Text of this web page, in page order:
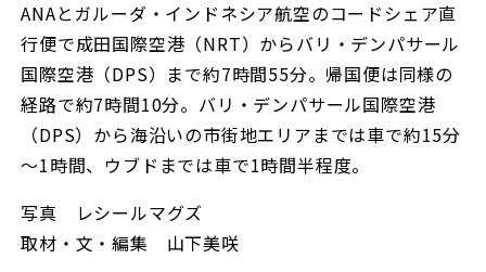
ANAとガルーダ・インドネシア航空のコードシェア直
行便で成田国際空港（NRT）からバリ・デンパサール
国際空港（DPS）まで約7時間55分。帰国便は同様の
経路で約7時間10分。バリ・デンパサール国際空港
（DPS）から海沿いの市街地エリアまでは車で約15分
～1時間、ウブドまでは車で1時間半程度。
写真 レシールマグズ
取材・文・編集 山下美咲